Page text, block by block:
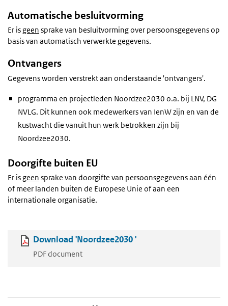
Automatische besluitvorming
Er isgeen sprake van besluitvorming over persoonsgegevens op
basis van automatisch verwerkte gegevens.
Ontvangers
Gegevens worden verstrekt aan onderstaande 'ontvangers'.
programma en projectleden Noordzee2030 o.a. bij LNV, DG
NVLG. Dit kunnen ook medewerkers van IenW zijn en van de
kustwacht die vanuit hun werk betrokken zijn bij
Noordzee2030.
Doorgifte buiten EU
Er isgeen sprake van doorgifte van persoonsgegevens aan één
of meer landen buiten de Europese Unie of aan een
internationale organisatie.
Download 'Noordzee2030 '
PDF document